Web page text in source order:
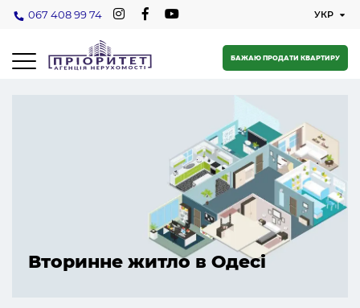
067 408 99 74
БАЖАЮ ПРОДАТИ КВАРТИРУ
Вторинне житло в Одесі